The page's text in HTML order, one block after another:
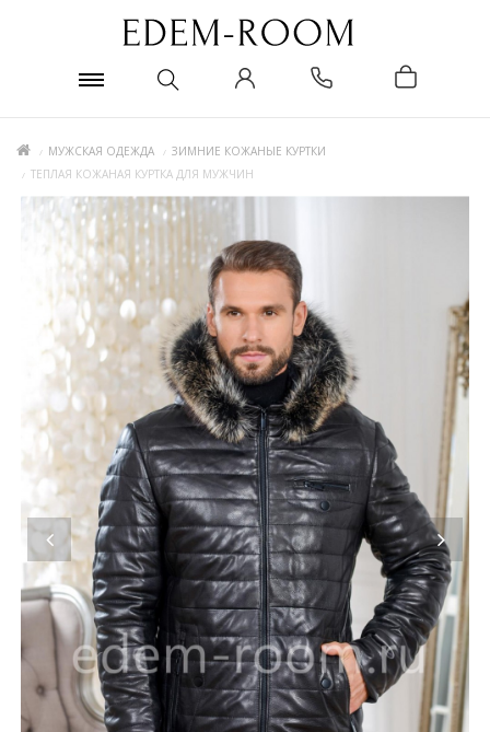
МУЖСКАЯ ОДЕЖДА
ЗИМНИЕ КОЖАНЫЕ КУРТКИ
ТЕПЛАЯ КОЖАНАЯ КУРТКА ДЛЯ МУЖЧИН